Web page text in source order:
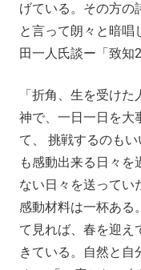
げている。その方の
と言って朗々と暗唱
田一人氏談ー「致知
「折角、生を受け
神で、一日一日を大
て、 挑戦するのも
も感動出来る日々
ない日々を送ってい
感動材料は一杯ある
て見れば、春を迎え
きている。自然と自